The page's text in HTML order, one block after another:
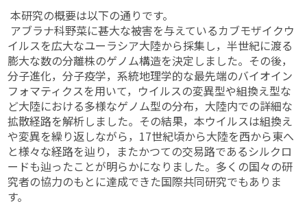
本研究の概要は以下の通りです。
アブラナ科野菜に甚大な被害を与えているカブモザイクウ
イルスを広大なユーラシア大陸から採集し，半世紀に渡る
膨大な数の分離株のゲノム構造を決定しました。その後，
分子進化，分子疫学，系統地理学的な最先端のバイオイン
フォマティクスを用いて，ウイルスの変異型や組換え型な
ど大陸における多様なゲノム型の分布，大陸内での詳細な
拡散経路を解析しました。その結果，本ウイルスは組換え
や変異を繰り返しながら，17世紀頃から大陸を西から東へ
と様々な経路を辿り，またかつての交易路であるシルクロ
ードも辿ったことが明らかになりました。多くの国々の研
究者の協力のもとに達成できた国際共同研究でもありま
す。